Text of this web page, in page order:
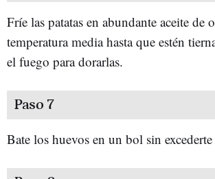
Fríe las patatas en abundante aceite de
temperatura media hasta que estén
el fuego para dorarlas.
Paso 7
Bate los huevos en un bol sin